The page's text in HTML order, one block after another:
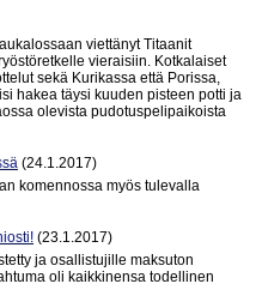
viettänyt Titaanit
vieraisiin. Kotkalaiset
sekä Kurikassa että Porissa,
hakea täysi kuuden pisteen potti ja
olevista pudotuspelipaikoista
(24.1.2017)
komennossa myös tulevalla
(23.1.2017)
ja osallistujille maksuton
oli kaikkinensa todellinen